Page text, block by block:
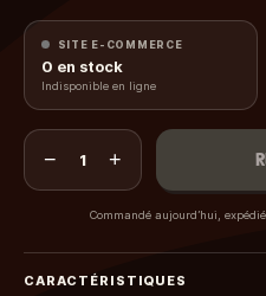
SITE E-COMMERCE
0 en stock
Indisponible en ligne
− 1 +
Commandé aujourd’hui,
CARACTÉRISTIQUES